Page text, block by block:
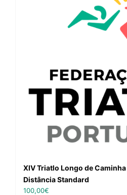
XIV Triatlo Longo de Caminha
Distância Standard
100,00€